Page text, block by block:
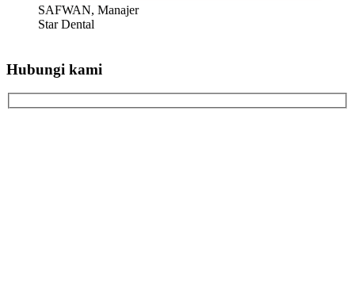
SAFWAN, Manajer
Star Dental
Hubungi kami